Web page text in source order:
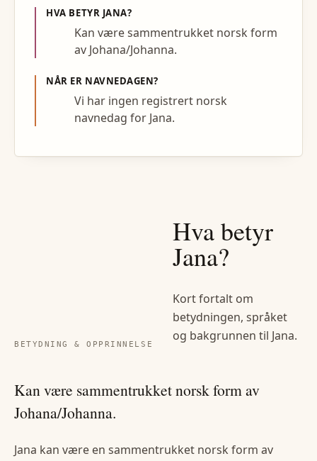
HVA BETYR JANA?
Kan være sammentrukket norsk form
av Johana/Johanna.
NÅR ER NAVNEDAGEN?
Vi har ingen registrert norsk
navnedag for Jana.
BETYDNING & OPPRINNELSE
Hva betyr
Jana?
Kort fortalt om
betydningen, språket
og bakgrunnen til Jana.
Kan være sammentrukket norsk form av
Johana/Johanna.
Jana kan være en sammentrukket norsk form av